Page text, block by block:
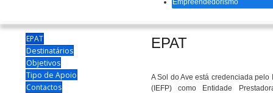
Empreendedorismo
EPAT
Destinatários
Objetivos
Tipo de Apoio
Contactos
EPAT
A Sol do Ave está credenciada
(IEFP) como Entidade